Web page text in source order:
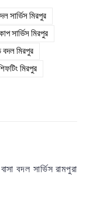
সার্ভিস মিরপুর
সার্ভিস মিরপুর
বদল মিরপুর
মিরপুর
বাসা বদল সার্ভিস রামপুরা